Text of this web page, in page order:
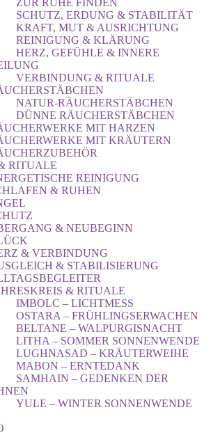
ZUR RUHE FINDEN
SCHUTZ, ERDUNG & STABILITÄT
KRAFT, MUT & AUSRICHTUNG
REINIGUNG & KLÄRUNG
HERZ, GEFÜHLE & INNERE
VERBINDUNG & RITUALE
NATUR-RÄUCHERSTÄBCHEN
DÜNNE RÄUCHERSTÄBCHEN
MIT HARZEN
MIT KRÄUTERN
RITUALE
REINIGUNG
& RUHEN
& NEUBEGINN
& VERBINDUNG
& STABILISIERUNG
& RITUALE
IMBOLC – LICHTMESS
OSTARA – FRÜHLINGSERWACHEN
BELTANE – WALPURGISNACHT
LITHA – SOMMER SONNENWENDE
LUGHNASAD – KRÄUTERWEIHE
MABON – ERNTEDANK
SAMHAIN – GEDENKEN DER
YULE – WINTER SONNENWENDE